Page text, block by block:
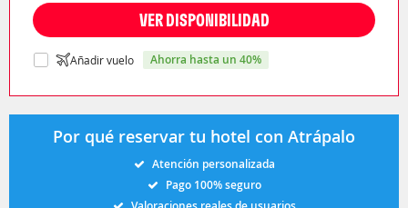
VER DISPONIBILIDAD
Añadir vuelo ahorra hasta un 40%
Por qué reservar tu hotel con Atrápalo
Atención personalizada
Pago 100% seguro